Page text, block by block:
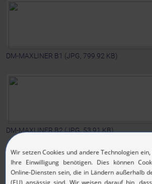
DM-MAXLINER B1 (JPG, 799.92 KB)
DM-MAXLINER B2(JPG, 53.91 KB)